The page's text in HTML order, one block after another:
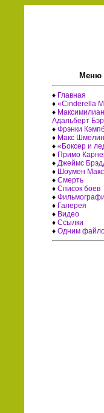
Меню
♦ Главная
♦«Cinderella
♦ Максимилиан
Адальберт Бэр
♦Фрэнки
♦ Макс
♦«Боксер и
♦ Примо
♦ Джеймс
♦ Шоумен
♦Смерть
♦Список боев
♦
♦ Галерея
♦ Видео
♦Ссылки
♦Одним